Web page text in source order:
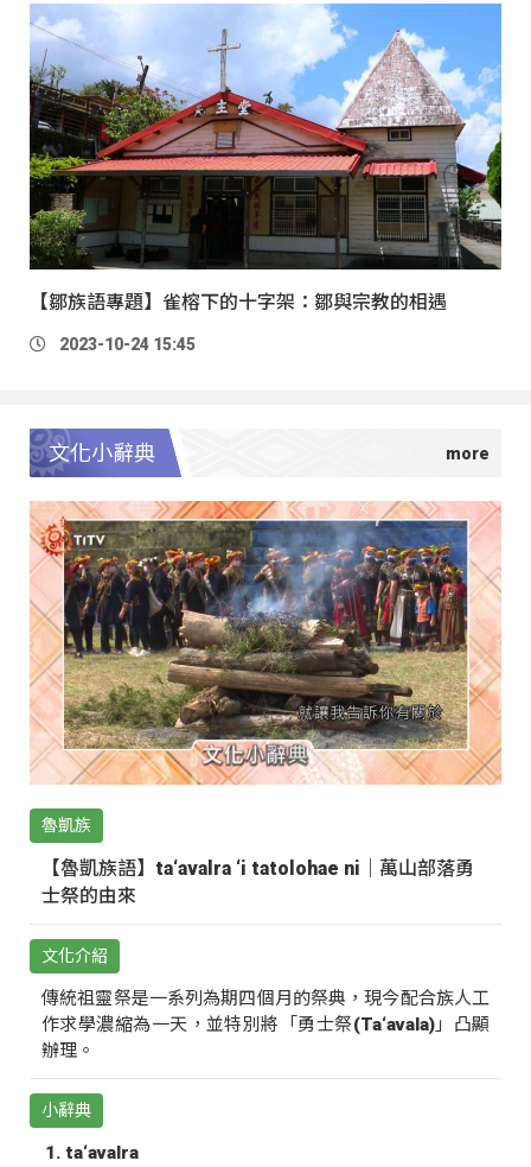
【鄒族語專題】雀榕下的十字架：鄒與宗教的相遇
2023-10-24 15:45
文化小辭典
魯凱族
【魯凱族語】ta‘avalra ‘i tatolohae ni｜萬山部落勇
士祭的由來
文化介紹
傳統祖靈祭是一系列為期四個月的祭典，現今配合族人工
作求學濃縮為一天，並特別將「勇士祭(Ta‘avala)」凸顯
辦理。
小辭典
ta‘avalra